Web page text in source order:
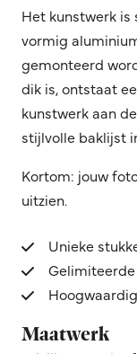
Het kunstwerk is
vormig
gemonteerd
dik is, ontstaat
kunstwerk aan
stijlvolle baklijst
Kortom: jouw
uitzien.
Unieke
Maatwerk